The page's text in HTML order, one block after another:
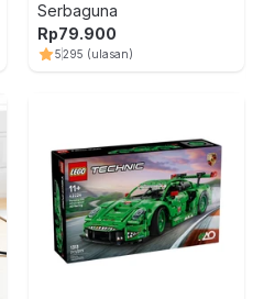
Serbaguna
Rp79.900
5295 (ulasan)